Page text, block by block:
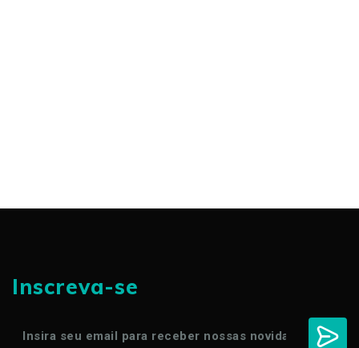
Inscreva-se